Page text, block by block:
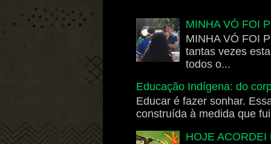
MINHA VÓ FOI
MINHA VÓ FOI
tantas vezes
todos o...
Educação Indígena: do
Educar é fazer sonhar.
construída à medida que
HOJE ACORDEI